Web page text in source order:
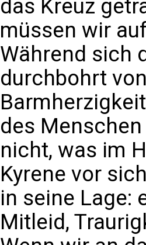
das Kreuz
müssen wir
Während sich
durchbohrt
des
nicht, was im
Kyrene vor
in seine Lage:
Mitleid,